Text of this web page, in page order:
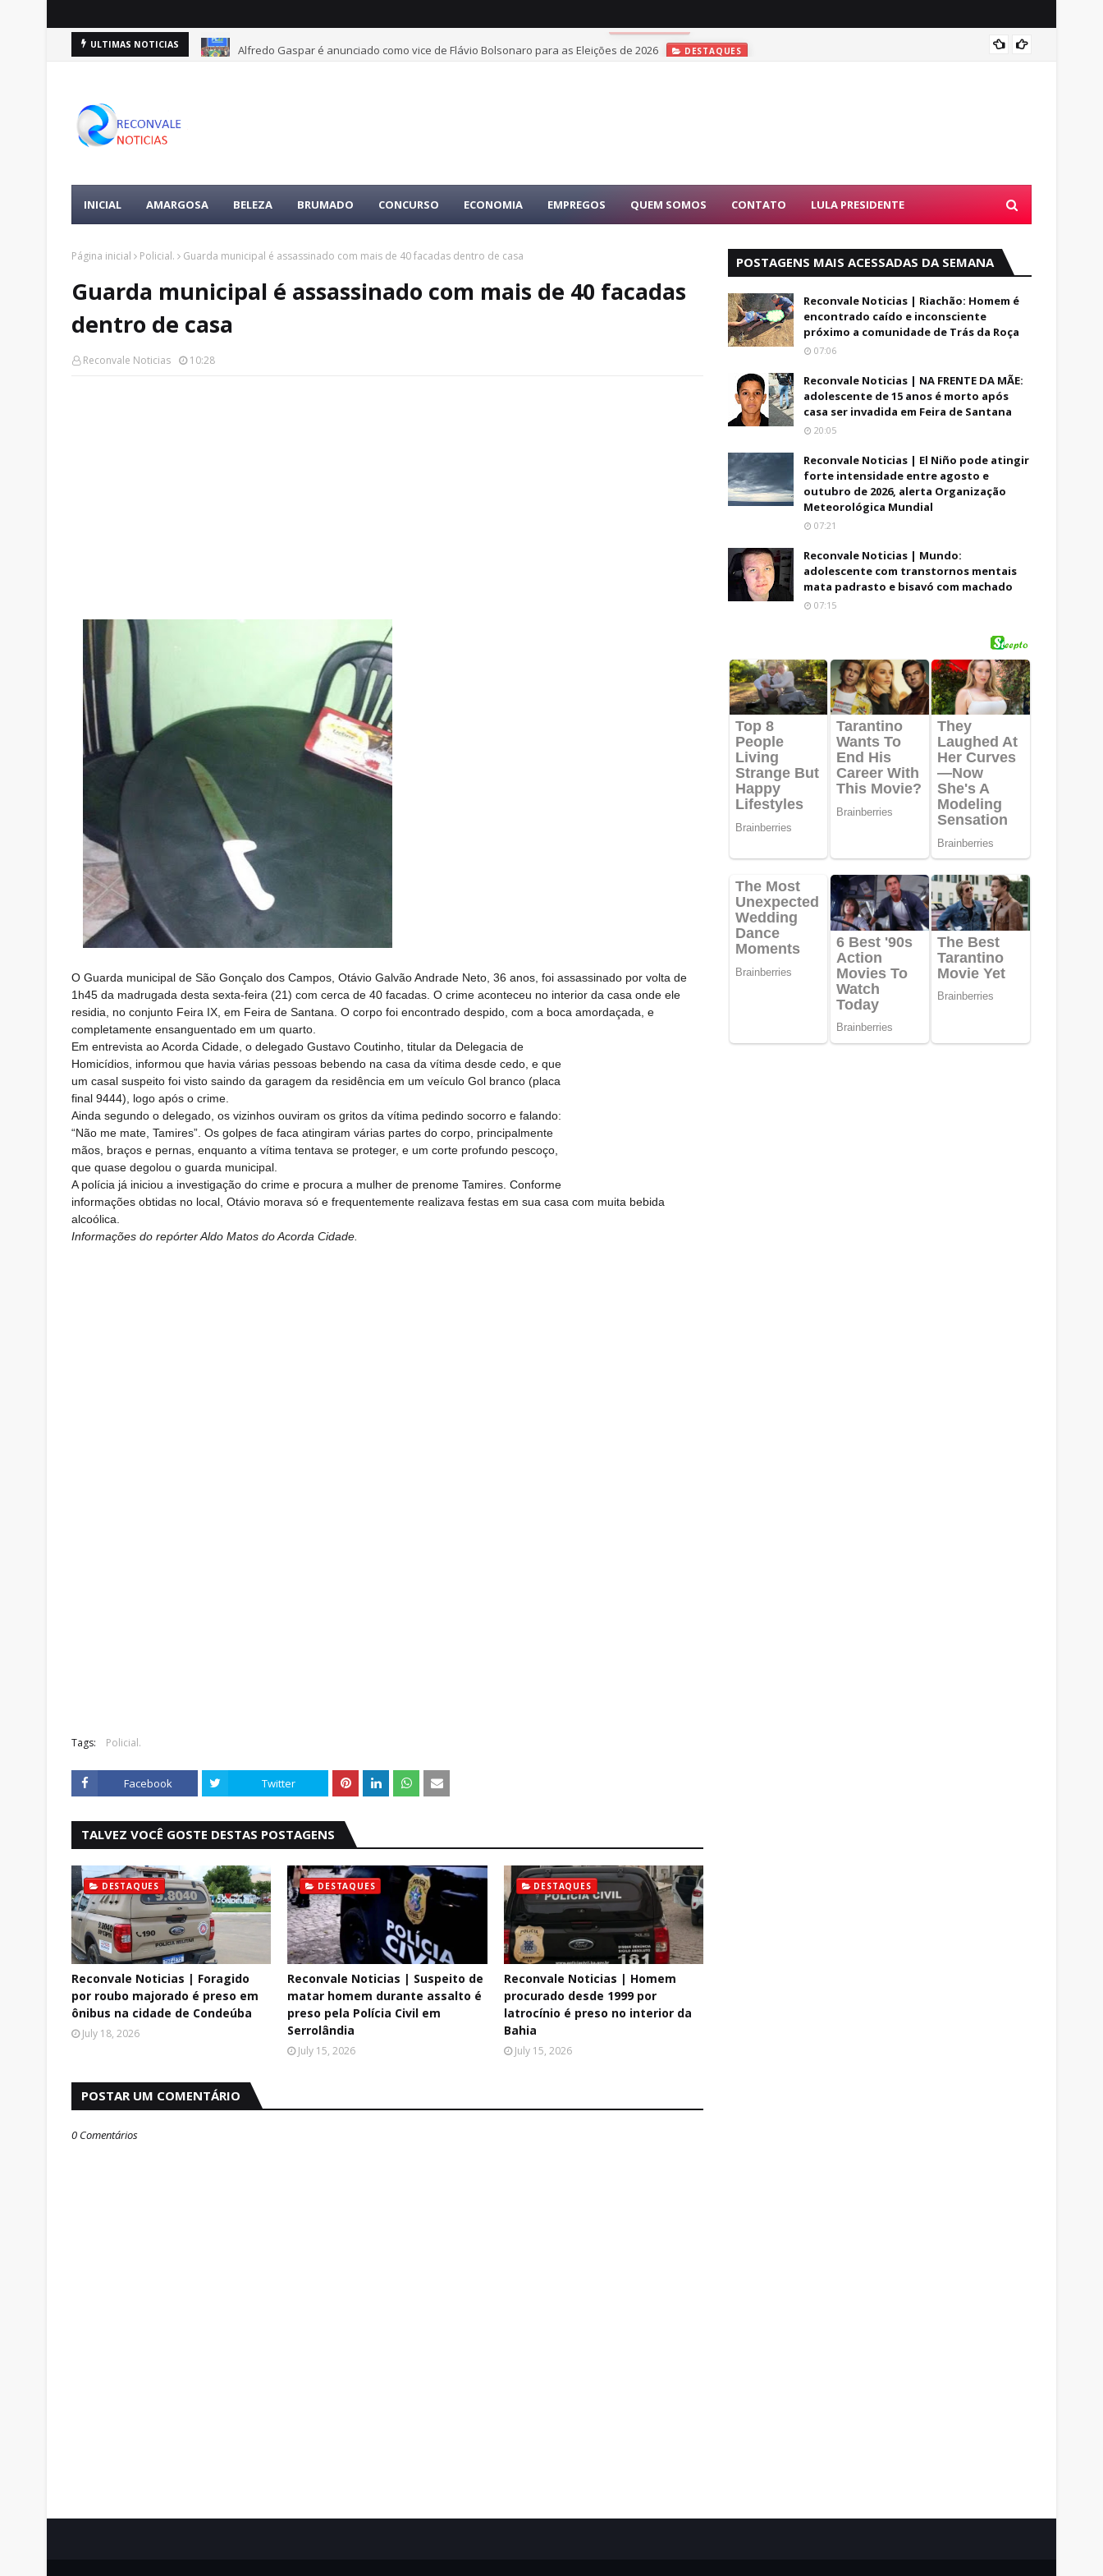
ULTIMAS NOTICIAS Alfredo Gaspar é anunciado como vice de Flávio Bolsonaro para as Eleições de 2026 DESTAQUES
INICIAL AMARGOSA BELEZA BRUMADO CONCURSO ECONOMIA EMPREGOS QUEM SOMOS CONTATO LULA PRESIDENTE
Página inicial Policial. Guarda municipal é assassinado com mais de 40 facadas dentro de casa
Guarda municipal é assassinado com mais de 40 facadas
dentro de casa
Reconvale Noticias 10:28
O Guarda municipal de São Gonçalo dos Campos, Otávio Galvão Andrade Neto, 36 anos, foi assassinado por volta de
1h45 da madrugada desta sexta-feira (21) com cerca de 40 facadas. O crime aconteceu no interior da casa onde ele
residia, no conjunto Feira IX, em Feira de Santana. O corpo foi encontrado despido, com a boca amordaçada, e
completamente ensanguentado em um quarto.
Em entrevista ao Acorda Cidade, o delegado Gustavo Coutinho, titular da Delegacia de
Homicídios, informou que havia várias pessoas bebendo na casa da vítima desde cedo, e que
um casal suspeito foi visto saindo da garagem da residência em um veículo Gol branco (placa
final 9444), logo após o crime.
Ainda segundo o delegado, os vizinhos ouviram os gritos da vítima pedindo socorro e falando:
“Não me mate, Tamires”. Os golpes de faca atingiram várias partes do corpo, principalmente
mãos, braços e pernas, enquanto a vítima tentava se proteger, e um corte profundo pescoço,
que quase degolou o guarda municipal.
A polícia já iniciou a investigação do crime e procura a mulher de prenome Tamires. Conforme
informações obtidas no local, Otávio morava só e frequentemente realizava festas em sua casa com muita bebida
alcoólica.
Informações do repórter Aldo Matos do Acorda Cidade.
Tags: Policial.
Facebook Twitter
TALVEZ VOCÊ GOSTE DESTAS POSTAGENS
DESTAQUES
Reconvale Noticias | Foragido
por roubo majorado é preso em
ônibus na cidade de Condeúba
July 18, 2026
DESTAQUES
Reconvale Noticias | Suspeito de
matar homem durante assalto é
preso pela Polícia Civil em
Serrolândia
July 15, 2026
DESTAQUES
Reconvale Noticias | Homem
procurado desde 1999 por
latrocínio é preso no interior da
Bahia
July 15, 2026
POSTAR UM COMENTÁRIO
0 Comentários
POSTAGENS MAIS ACESSADAS DA SEMANA
Reconvale Noticias | Riachão: Homem é
encontrado caído e inconsciente
próximo a comunidade de Trás da Roça
07:06
Reconvale Noticias | NA FRENTE DA MÃE:
adolescente de 15 anos é morto após
casa ser invadida em Feira de Santana
20:05
Reconvale Noticias | El Niño pode atingir
forte intensidade entre agosto e
outubro de 2026, alerta Organização
Meteorológica Mundial
07:21
Reconvale Noticias | Mundo:
adolescente com transtornos mentais
mata padrasto e bisavó com machado
07:15